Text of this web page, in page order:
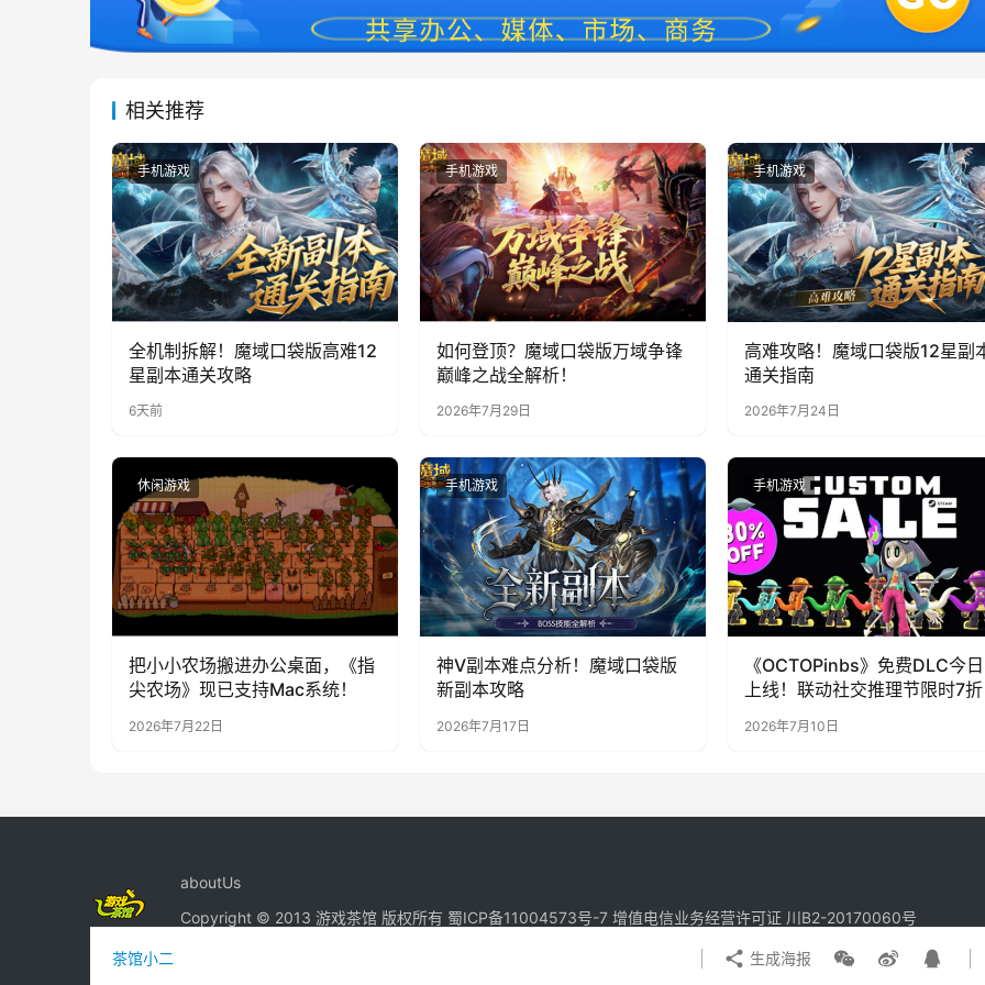
茶馆小二 生成海报
相关推荐
手机游戏
全机制拆解！魔域口袋版高难12
星副本通关攻略
6天前
手机游戏
如何登顶？魔域口袋版万域争锋
巅峰之战全解析！
2026年7月29日
手机游戏
高难攻略！魔域口袋版12星副
通关指南
2026年7月24日
休闲游戏
把小小农场搬进办公桌面，《指
尖农场》现已支持Mac系统！
2026年7月22日
手机游戏
神V副本难点分析！魔域口袋版
新副本攻略
2026年7月17日
手机游戏
《OCTOPinbs》免费DLC今日
上线！联动社交推理节限时7折
2026年7月10日
aboutUs
Copyright © 2013 游戏茶馆 版权所有 蜀ICP备11004573号-7 增值电信业务经营许可证 川B2-20170060号